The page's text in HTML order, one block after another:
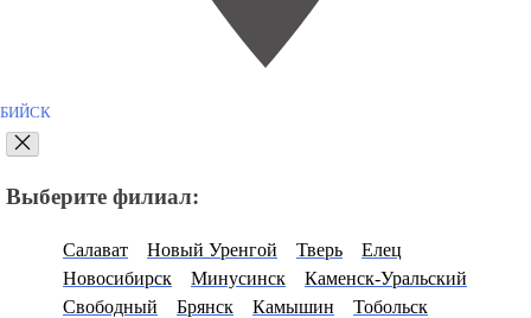
БИЙСК
Выберите филиал:
Салават Новый Уренгой Тверь
Елец
Новосибирск
Минусинск
Каменск-Уральский
Свободный
Брянск Камышин
Тобольск